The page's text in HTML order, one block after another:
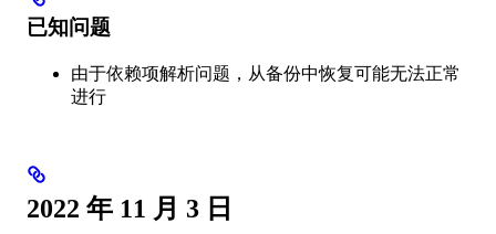
已知问题
由于依赖项解析问题，从备份中恢复可能无法正常
进行
2022 年 11 月 3 日